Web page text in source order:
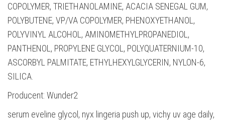
COPOLYMER, TRIETHANOLAMINE, ACACIA SENEGAL GUM,
POLYBUTENE, VP/VA COPOLYMER, PHENOXYETHANOL,
POLYVINYL ALCOHOL, AMINOMETHYLPROPANEDIOL,
PANTHENOL, PROPYLENE GLYCOL, POLYQUATERNIUM-10,
ASCORBYL PALMITATE, ETHYLHEXYLGLYCERIN, NYLON-6,
SILICA.
Producent: Wunder2
serum eveline glycol, nyx lingeria push up, vichy uv age daily,